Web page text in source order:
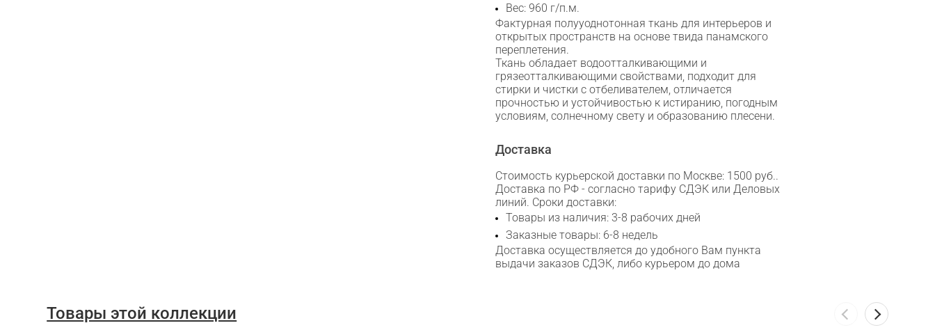
Вес: 960 г/п.м.
Фактурная полууоднотонная ткань для интерьеров и
открытых пространств на основе твида панамского
переплетения.
Ткань обладает водоотталкивающими и
грязеотталкивающими свойствами, подходит для
стирки и чистки с отбеливателем, отличается
прочностью и устойчивостью к истиранию, погодным
условиям, солнечному свету и образованию плесени.
Доставка
Стоимость курьерской доставки по Москве: 1500 руб..
Доставка по РФ - согласно тарифу СДЭК или Деловых
линий. Сроки доставки:
Товары из наличия: 3-8 рабочих дней
Заказные товары: 6-8 недель
Доставка осуществляется до удобного Вам пункта
выдачи заказов СДЭК, либо курьером до дома
Товары этой коллекции